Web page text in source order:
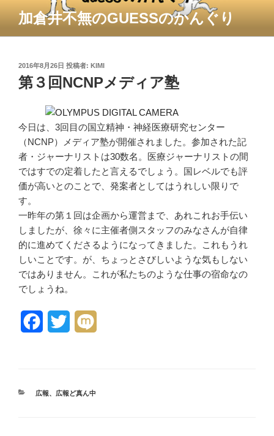
テ
加倉井不無のGUESSのかんぐり
投
稿
日:
2016年8月26日 投稿者: KIMI
第３回NCNPメディア塾
今日は、3回目の国立精神・神経医療研究センター
（NCNP）メディア塾が開催されました。参加された記
者・ジャーナリストは30数名。医療ジャーナリストの間
ではすでの定着したと言えるでしょう。国レベルでも評
価が高いとのことで、発案者としてはうれしい限りで
す。
一昨年の第１回は企画から運営まで、あれこれお手伝い
しましたが、徐々に主催者側スタッフのみなさんが自律
的に進めてくださるようになってきました。これもうれ
しいことです。が、ちょっとさびしいような気もしない
ではありません。これが私たちのような仕事の宿命なの
でしょうね。
e
カ
広報、 広報ど真ん中